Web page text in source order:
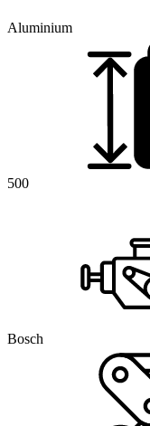
Aluminium
500
Bosch